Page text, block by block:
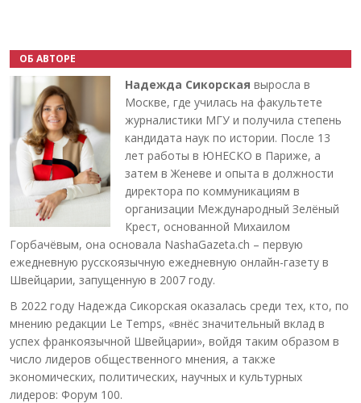
ОБ АВТОРЕ
Надежда Сикорская выросла в
Москве, где училась на факультете
журналистики МГУ и получила степень
кандидата наук по истории. После 13
лет работы в ЮНЕСКО в Париже, а
затем в Женеве и опыта в должности
директора по коммуникациям в
организации Международный Зелёный
Крест, основанной Михаилом
Горбачёвым, она основала NashaGazeta.ch – первую
ежедневную русскоязычную ежедневную онлайн-газету в
Швейцарии, запущенную в 2007 году.
В 2022 году Надежда Сикорская оказалась среди тех, кто, по
мнению редакции Le Temps, «внёс значительный вклад в
успех франкоязычной Швейцарии», войдя таким образом в
число лидеров общественного мнения, а также
экономических, политических, научных и культурных
лидеров: Форум 100.